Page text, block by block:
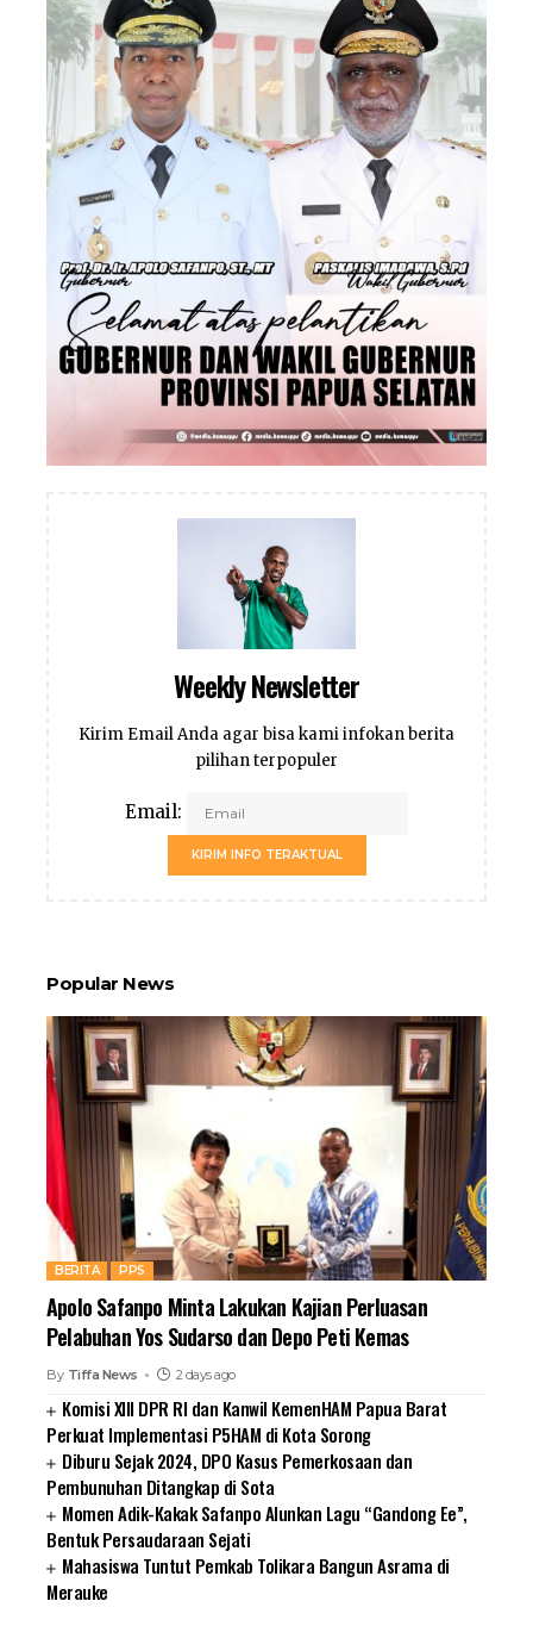
Weekly Newsletter
Kirim Email Anda agar bisa kami infokan berita
pilihan terpopuler
Email:
KIRIM INFO TERAKTUAL
Popular News
BERITA PPS
Apolo Safanpo Minta Lakukan Kajian Perluasan
Pelabuhan Yos Sudarso dan Depo Peti Kemas
By Tiffa News 2 days ago
Komisi XIII DPR RI dan Kanwil KemenHAM Papua Barat
Perkuat Implementasi P5HAM di Kota Sorong
Diburu Sejak 2024, DPO Kasus Pemerkosaan dan
Pembunuhan Ditangkap di Sota
Momen Adik-Kakak Safanpo Alunkan Lagu “Gandong Ee”,
Bentuk Persaudaraan Sejati
Mahasiswa Tuntut Pemkab Tolikara Bangun Asrama di
Merauke